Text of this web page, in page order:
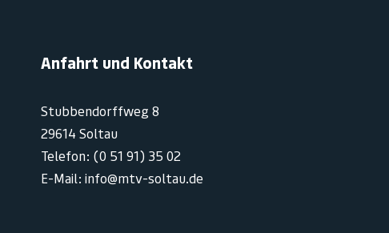
Anfahrt und Kontakt
Stubbendorffweg 8
29614 Soltau
Telefon: (0 51 91) 35 02
E-Mail: info@mtv-soltau.de